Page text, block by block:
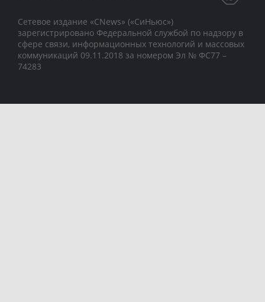
Сетевое издание «CNews» («СиНьюс»)
зарегистрировано Федеральной службой по надзору в
сфере связи, информационных технологий и массовых
коммуникаций 09.11.2018 за номером Эл № ФС77 –
74283